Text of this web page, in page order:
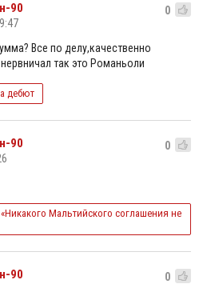
90 0
Все по делу,качественно
так это Романьоли
дебют
90 0
Мальтийского соглашения не
90 0